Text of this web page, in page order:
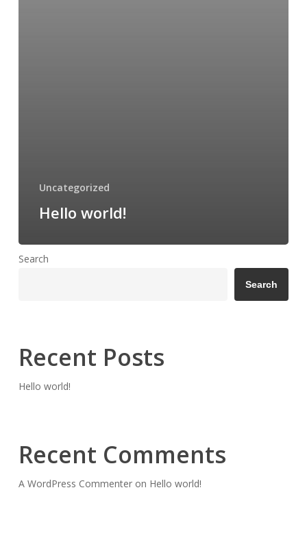
Uncategorized
Hello world!
Search
Search
Recent Posts
Hello world!
Recent Comments
A WordPress Commenteron Hello world!